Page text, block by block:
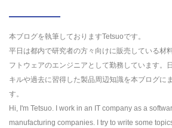
本ブログを執筆しておりますTetsuoです。
平日は都内で研究者の方々向けに販売している材
フトウェアのエンジニアとして勤務しています。
キルや過去に習得した製品周辺知識を本ブログに
す。
Hi, I'm Tetsuo. I work in an IT company as a
manufacturing companies. I try to write some